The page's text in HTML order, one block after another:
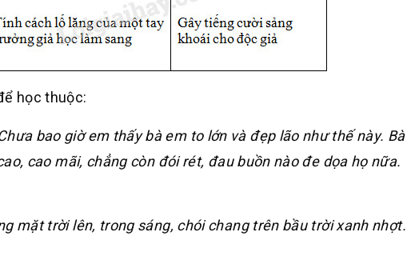
học thuộc:
bao giờ em thấy bà em to lớn và đẹp lão như thế này. Bà
cao mãi, chẳng còn đói rét, đau buồn nào đe dọa họ nữa.
mặt trời lên, trong sáng, chói chang trên bầu trời xanh nhợt.